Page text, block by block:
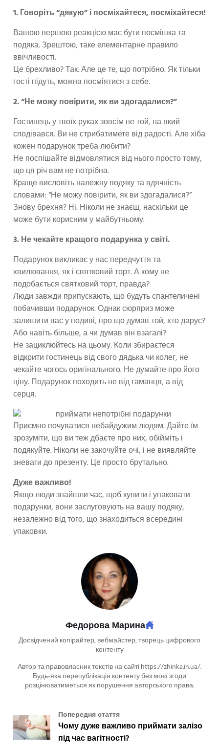
1. Говоріть “дякую” і посміхайтеся, посміхайтеся!
Вашою першою реакцією має бути посмішка та
подяка. Зрештою, таке елементарне правило
ввічливості.
Це брехливо? Так. Але це те, що потрібно. Як тільки
гості підуть, можна посміятися з себе.
2. “Не можу повірити, як ви здогадалися?”
Гостинець у твоїх руках зовсім не той, на який
сподівався. Ви не стрибатимете від радості. Але хіба
кожен подарунок треба любити?
Не поспішайте відмовлятися від нього просто тому,
що ця річ вам не потрібна.
Краще висловіть належну подяку та вдячність
словами: “Не можу повірити, як ви здогадалися?”
Знову брехня? Ні. Ніколи не знаєш, наскільки це
може бути корисним у майбутньому.
3. Не чекайте кращого подарунка у світі.
Подарунок викликає у нас передчуття та
хвилювання, як і святковий торт. А кому не
подобається святковий торт, правда?
Люди завжди припускають, що будуть спантеличені
побачивши подарунок. Однак сюрприз може
залишити вас у подиві, про що думав той, хто дарує?
Або навіть більше, а чи думав він взагалі?
Не зациклюйтесь на цьому. Коли збираєтеся
відкрити гостинець від свого дядька чи колег, не
чекайте чогось оригінального. Не думайте про його
ціну. Подарунок походить не від гаманця, а від
серця.
Приємно почуватися небайдужим людям. Дайте їм
зрозуміти, що ви теж дбаєте про них, обійміть і
подякуйте. Ніколи не закочуйте очі, і не виявляйте
зневаги до презенту. Це просто брутально.
Дуже важливо!
Якщо люди знайшли час, щоб купити і упаковати
подарунки, вони заслуговують на вашу подяку,
незалежно від того, що знаходиться всередині
упаковки.
Федорова Марина
Досвідчений копірайтер, вебмайстер, творець цифрового
контенту
Автор та правовласник текстів на сайті https://zhinka.in.ua/.
Будь-яка перепублікація контенту без моєї згоди
розцінюватиметься як порушення авторського права.
Попередня стаття
Чому дуже важливо приймати залізо
під час вагітності?